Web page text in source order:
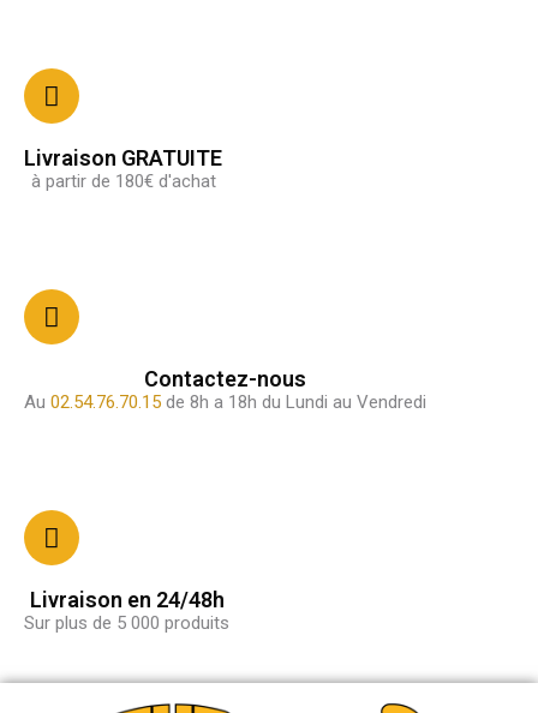
Livraison GRATUITE
à partir de 180€ d'achat
Contactez-nous
Au 02.54.76.70.15 de 8h a 18h du Lundi au Vendredi
Livraison en 24/48h
Sur plus de 5 000 produits